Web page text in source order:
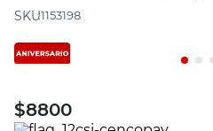
:1153198
$8800